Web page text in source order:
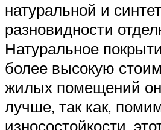
натуральной и
разновидности
Натуральное
более высокую
жилых помещений
лучше, так как,
износостойкости,